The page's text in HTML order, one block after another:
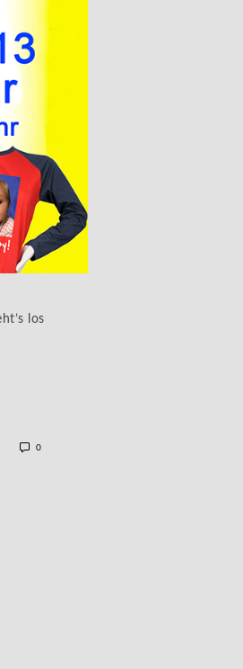
los
0